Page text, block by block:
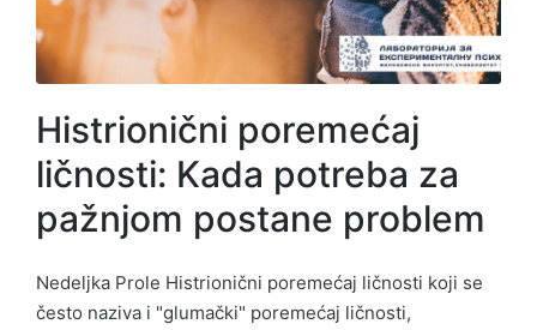
Histrionični poremećaj
ličnosti: Kada potreba za
pažnjom postane problem
Nedeljka Prole Histrionični poremećaj ličnosti koji se
često naziva i "glumački" poremećaj ličnosti,